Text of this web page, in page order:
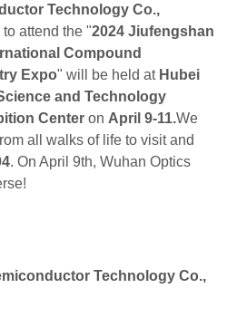
Technology Co.,
attend the "2024 Jiufengshan
Compound
Expo" will be heldat Hubei
and Technology
Centeron April 9-11.We
all walks of life to visit and
. On April 9th, Wuhan Optics
Technology Co.,